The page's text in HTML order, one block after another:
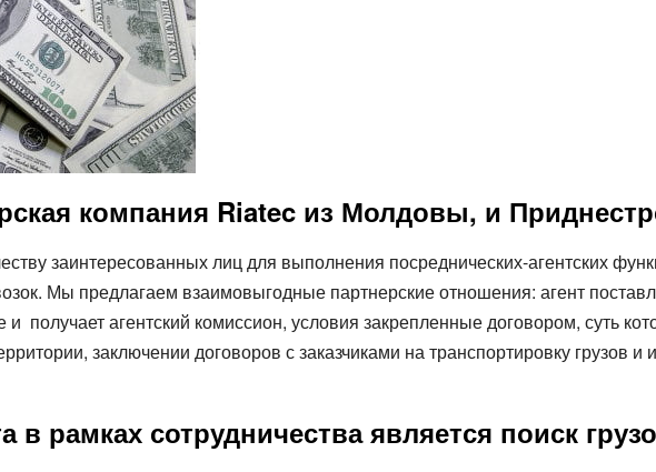
компания Riatec из Молдовы, и
заинтересованных лиц для выполнения посреднических-агентских
Мы предлагаем взаимовыгодные партнерские отношения: агент
получает агентский комиссион, условия закрепленные договором, суть
заключении договоров с заказчиками на транспортировку грузов и
в рамках сотрудничества является поиск